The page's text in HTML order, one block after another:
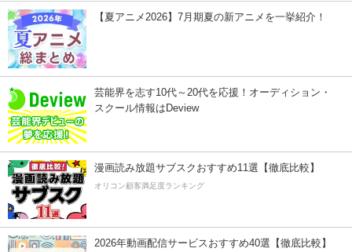
【夏アニメ2026】7月期夏の新アニメを一挙紹介！
芸能界を志す10代～20代を応援！オーディション・
スクール情報はDeview
漫画読み放題サブスクおすすめ11選【徹底比較】
オリコン顧客満足度ランキング
2026年動画配信サービスおすすめ40選【徹底比較】